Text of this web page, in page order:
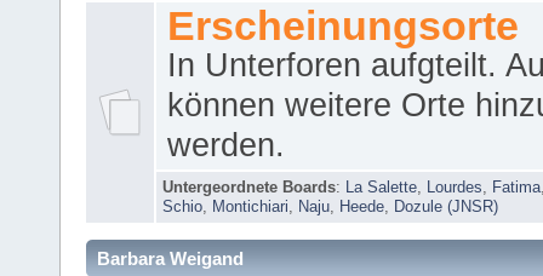
Erscheinungsorte
In Unterforen aufgteilt.
können weitere Orte
werden.
Untergeordnete Boards: La Salette Lourdes Fatima
Schio
Montichiari Naju Heede Dozule (JNSR)
Barbara Weigand